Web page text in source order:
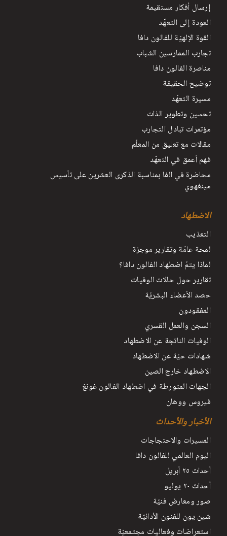
إرسال أفكار مستقيمة
العودة إلى التعهّد
القوة الإلهيّة للفالون دافا
تجارب الممارسين الشباب
مناصرة الفالون دافا
توضيح الحقيقة
مسيرة التعهّد
تحسين وتطوير الذات
مؤتمرات تبادل التجارب
مقالات مع تعليق من المعلّم
فهم أعمق في التعهّد
محاضرة في الفا بمناسبة الذكرى العشرين على تأسيس
مينغهوي
الاضطهاد
التعذيب
لمحة عامّة وتقارير موجزة
لماذا يتمّ اضطهاد الفالون دافا؟
تقارير حول حالات الوفيات
حصد الأعضاء البشريّة
المفقودون
السجن والعمل القسري
الوفيات الناتجة عن الاضطهاد
شهادات حيّة عن الاضطهاد
الاضطهاد خارج الصين
الجهات المتورطة في اضطهاد الفالون غونغ
فيروس ووهان
الأخبار والأحداث
المسيرات والاحتجاجات
اليوم العالمي للفالون دافا
أحداث ٢٥ أبريل
أحداث ٢٠ يوليو
صور ومعارض فنيّة
شين يون للفنون الأدائيّة
استعراضات وفعاليات مجتمعيّة